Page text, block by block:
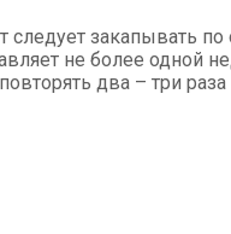
закапывать
не более одной
два – три раза